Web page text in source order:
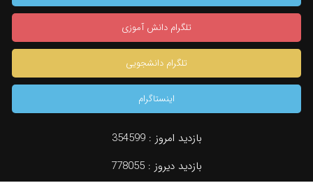
جستجو
تلگرام دانش آموزی
تلگرام دانشجویی
اینستاگرام
بازدید امروز :354599
بازدید دیروز : 778055